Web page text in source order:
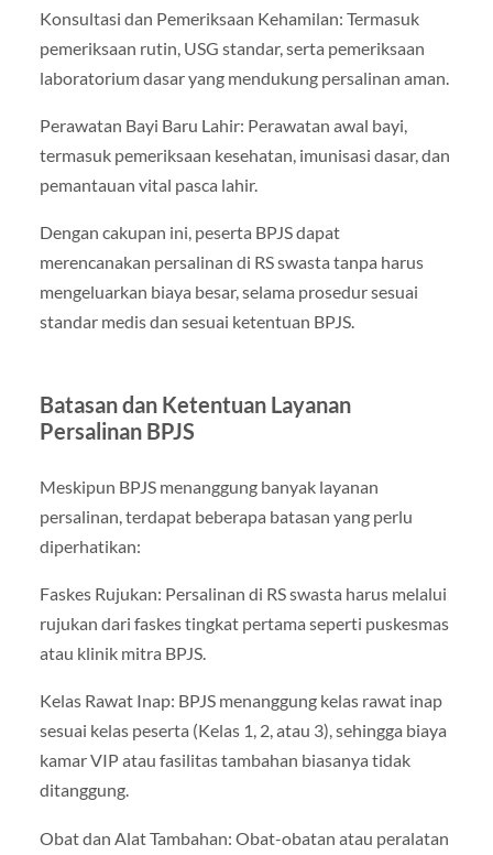
Konsultasi dan Pemeriksaan Kehamilan: Termasuk
pemeriksaan rutin, USG standar, serta pemeriksaan
laboratorium dasar yang mendukung persalinan aman.
Perawatan Bayi Baru Lahir: Perawatan awal bayi,
termasuk pemeriksaan kesehatan, imunisasi dasar, dan
pemantauan vital pasca lahir.
Dengan cakupan ini, peserta BPJS dapat
merencanakan persalinan di RS swasta tanpa harus
mengeluarkan biaya besar, selama prosedur sesuai
standar medis dan sesuai ketentuan BPJS.
Batasan dan Ketentuan Layanan
Persalinan BPJS
Meskipun BPJS menanggung banyak layanan
persalinan, terdapat beberapa batasan yang perlu
diperhatikan:
Faskes Rujukan: Persalinan di RS swasta harus melalui
rujukan dari faskes tingkat pertama seperti puskesmas
atau klinik mitra BPJS.
Kelas Rawat Inap: BPJS menanggung kelas rawat inap
sesuai kelas peserta (Kelas 1, 2, atau 3), sehingga biaya
kamar VIP atau fasilitas tambahan biasanya tidak
ditanggung.
Obat dan Alat Tambahan: Obat-obatan atau peralatan